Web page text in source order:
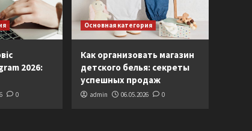
2026:
0
Основная категория
Как организовать магазин
детского белья: секреты
успешных продаж
admin 06.05.2026 0